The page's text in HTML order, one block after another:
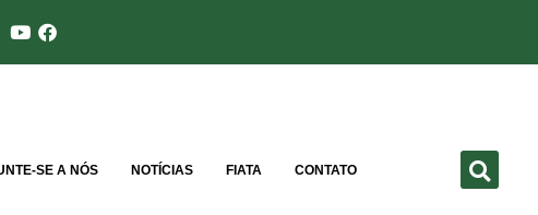
SE A NÓS NOTÍCIAS FIATA CONTATO